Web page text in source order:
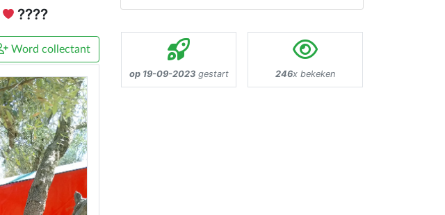
????
Word collectant
op 19-09-2023gestart 246x bekeken